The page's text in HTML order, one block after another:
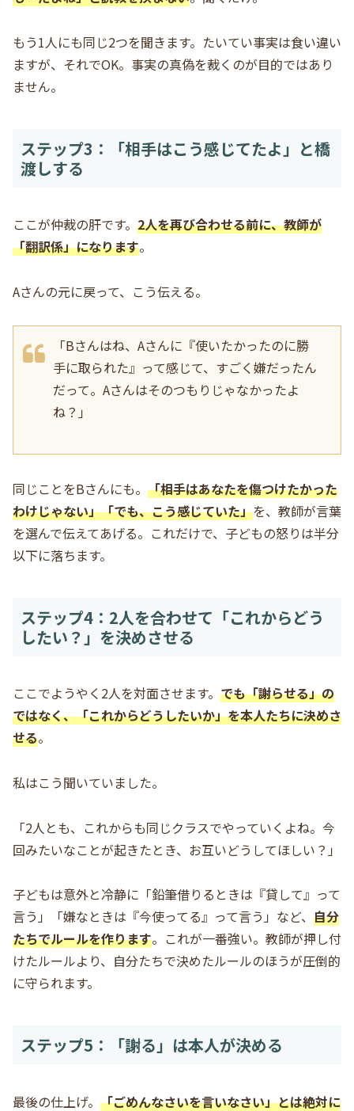
もう1人にも同じ2つを聞きます。たいてい事実は食い違い
ますが、それでOK。事実の真偽を裁くのが目的ではあり
ません。
ステップ3：「相手はこう感じてたよ」と橋
渡しする
ここが仲裁の肝です。 2人を再び合わせる前に、教師が
「翻訳係」になります。
Aさんの元に戻って、こう伝える。
「Bさんはね、Aさんに『使いたかったのに勝
手に取られた』って感じて、すごく嫌だったん
だって。Aさんはそのつもりじゃなかったよ
ね？」
同じことをBさんにも。 「相手はあなたを傷つけたかった
わけじゃない」「でも、こう感じていた」を、教師が言葉
を選んで伝えてあげる。これだけで、子どもの怒りは半分
以下に落ちます。
ステップ4：2人を合わせて「これからどう
したい？」を決めさせる
ここでようやく2人を対面させます。 でも「謝らせる」の
ではなく、「これからどうしたいか」を本人たちに決めさ
せる。
私はこう聞いていました。
「2人とも、これからも同じクラスでやっていくよね。今
回みたいなことが起きたとき、お互いどうしてほしい？」
子どもは意外と冷静に「鉛筆借りるときは『貸して』って
言う」「嫌なときは『今使ってる』って言う」など、 自分
たちでルールを作ります。これが一番強い。教師が押し付
けたルールより、自分たちで決めたルールのほうが圧倒的
に守られます。
ステップ5：「謝る」は本人が決める
最後の仕上げ。 「ごめんなさいを言いなさい」とは絶対に